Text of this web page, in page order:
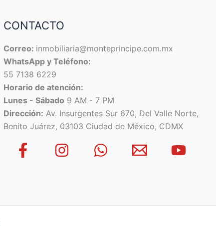
CONTACTO
Correo: inmobiliaria@monteprincipe.com.mx
WhatsApp y Teléfono:
55 7138 6229
Horario de atención:
Lunes - Sábado 9 AM - 7 PM
Dirección: Av. Insurgentes Sur 670, Del Valle Norte,
Benito Juárez, 03103 Ciudad de México, CDMX